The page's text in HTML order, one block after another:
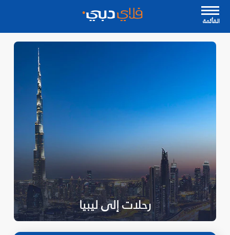
القأئمة
رحلات إلى ليبيا